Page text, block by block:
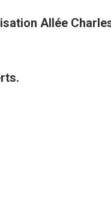
Allée